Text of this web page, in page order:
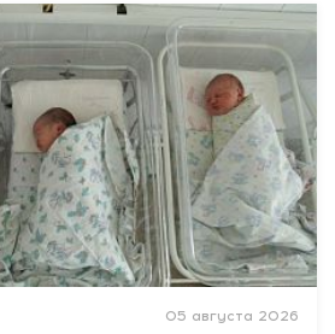
05 августа 2026